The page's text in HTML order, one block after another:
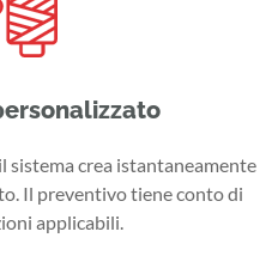
sistema crea istantaneamente
Il preventivo tiene conto di
applicabili.